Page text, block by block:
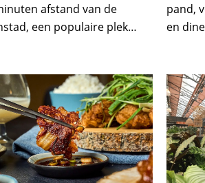
afstand van de
een populaire plek
pand,
en